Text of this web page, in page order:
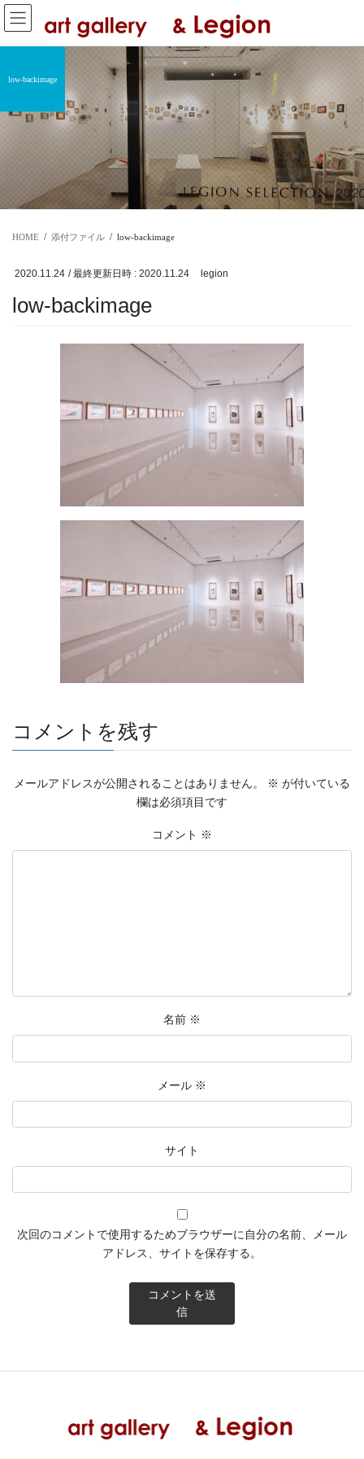
コ
ン
ツ
ス
ナ
ビ
シ
ン
low-backimage
HOME 添付ファイル low-backimage
2020.11.24 / 最終更新日時 : 2020.11.24 legion
low-backimage
コメントを残す
メールアドレスが公開されることはありません。 ※ が付いている
欄は必須項目です
コメント ※
名前 ※
メール ※
サイト
次回のコメントで使用するためブラウザーに自分の名前、メール
アドレス、サイトを保存する。